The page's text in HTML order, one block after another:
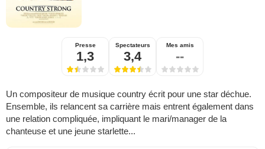
Presse
1,3
Spectateurs
3,4
Mes amis
--
Un compositeur de musique country écrit pour une star déchue.
Ensemble, ils relancent sa carrière mais entrent également dans
une relation compliquée, impliquant le mari/manager de la
chanteuse et une jeune starlette...